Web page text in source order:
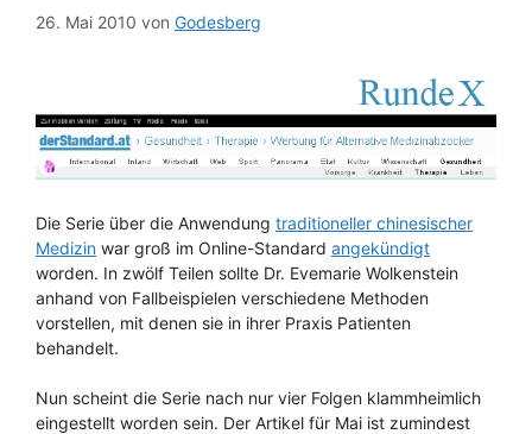
26. Mai 2010 von Godesberg
Die Serie über die Anwendung traditioneller chinesischer
Medizin war groß im Online-Standard angekündigt
worden. In zwölf Teilen sollte Dr. Evemarie Wolkenstein
anhand von Fallbeispielen verschiedene Methoden
vorstellen, mit denen sie in ihrer Praxis Patienten
behandelt.
Nun scheint die Serie nach nur vier Folgen klammheimlich
eingestellt worden sein. Der Artikel für Mai ist zumindest